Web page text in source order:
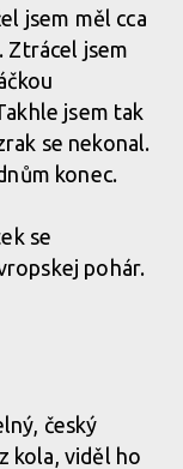
jsem měl cca
Ztrácel jsem
jsem tak
se nekonal.
konec.
se
pohár.
český
kola, viděl ho